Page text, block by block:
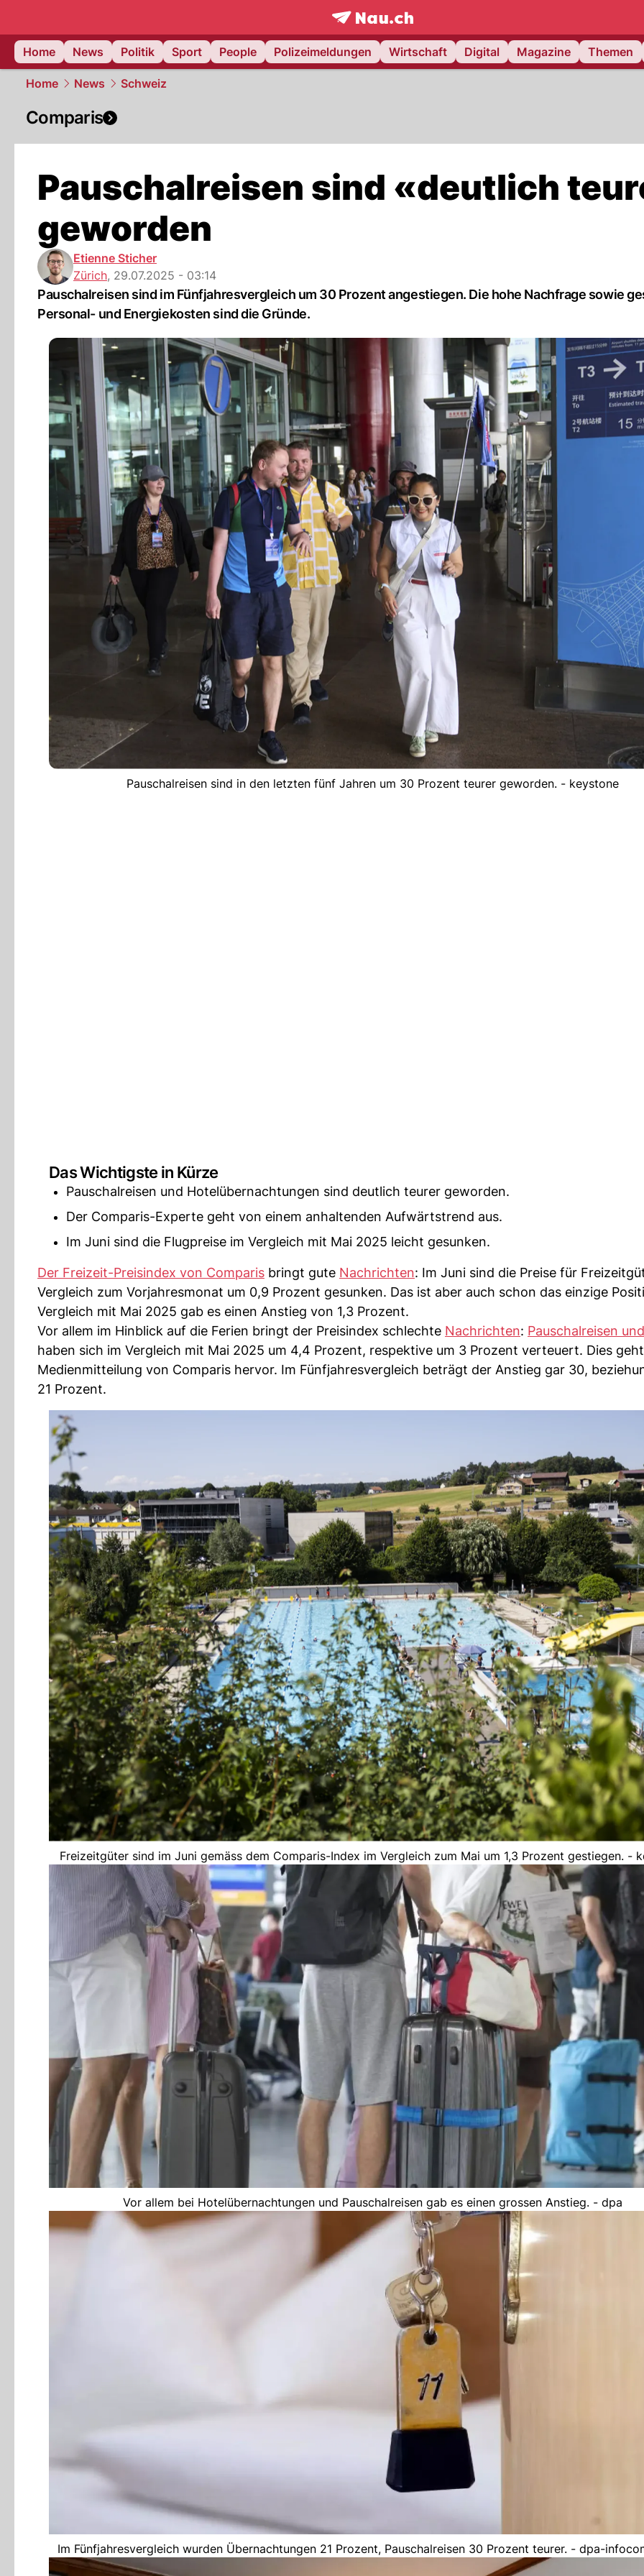
frontpage.NAU.ch
Home
News Politik Sport People Polizeimeldungen Wirtschaft Digital Magazine Themen
Home News Schweiz
Comparis
Pauschalreisen sind «deutlich
geworden
Etienne Sticher
Zürich, 29.07.2025 - 03:14
Pauschalreisen sind im Fünfjahresvergleich um 30 Prozent angestiegen. Die hohe Nachfrage sowie
Personal- und Energiekosten sind die Gründe.
Pauschalreisen sind in den letzten fünf Jahren um 30 Prozent teurer geworden. - keystone
Das Wichtigste in Kürze
Pauschalreisen und Hotelübernachtungen sind deutlich teurer geworden.
Der Comparis-Experte geht von einem anhaltenden Aufwärtstrend aus.
Im Juni sind die Flugpreise im Vergleich mit Mai 2025 leicht gesunken.
Der Freizeit-Preisindex von Comparis bringt gute Nachrichten: Im Juni sind die Preise für
Vergleich zum Vorjahresmonat um 0,9 Prozent gesunken. Das ist aber auch schon das einzige
Vergleich mit Mai 2025 gab es einen Anstieg von 1,3 Prozent.
Vor allem im Hinblick auf die Ferien bringt der Preisindex schlechte Nachrichten: Pauschalreisen
haben sich im Vergleich mit Mai 2025 um 4,4 Prozent, respektive um 3 Prozent verteuert. Dies
Medienmitteilung von Comparis hervor. Im Fünfjahresvergleich beträgt der Anstieg gar 30,
21 Prozent.
Freizeitgüter sind im Juni gemäss dem Comparis-Index im Vergleich zum Mai um 1,3 Prozent gestiegen. -
Vor allem bei Hotelübernachtungen und Pauschalreisen gab es einen grossen Anstieg. - dpa
Im Fünfjahresvergleich wurden Übernachtungen 21 Prozent, Pauschalreisen 30 Prozent teurer. - dpa-